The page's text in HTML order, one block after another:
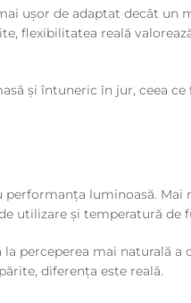
ușor de adaptat decât un
flexibilitatea reală
și întuneric în jur, ceea ce
luminoasă. Mai
utilizare și temperatură de
perceperea mai naturală
diferența este reală.